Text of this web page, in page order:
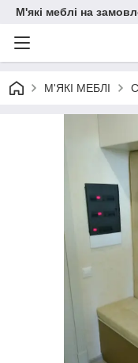
М'які меблі на
М'ЯКІ МЕБЛІ